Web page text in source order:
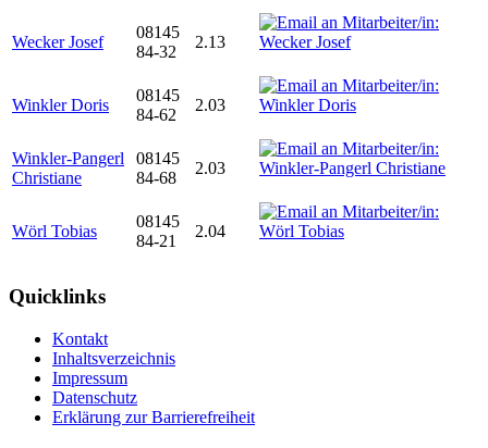
Wecker Josef
08145
84-32
2.13
Winkler Doris
08145
84-62
2.03
Winkler-Pangerl
Christiane
08145
84-68
2.03
Wörl Tobias
08145
84-21
2.04
Quicklinks
Kontakt
Inhaltsverzeichnis
Impressum
Datenschutz
Erklärung zur Barrierefreiheit